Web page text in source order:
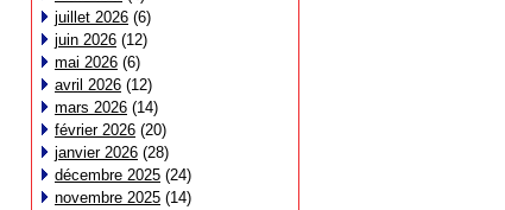
juillet 2026 (6)
juin 2026 (12)
mai 2026 (6)
avril 2026 (12)
mars 2026 (14)
février 2026 (20)
janvier 2026 (28)
décembre 2025 (24)
novembre 2025 (14)